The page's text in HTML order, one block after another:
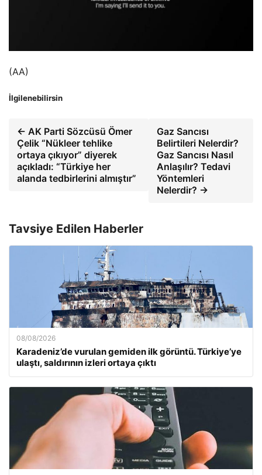
(AA)
İlgilenebilirsin
← AK Parti Sözcüsü Ömer
Çelik “Nükleer tehlike
ortaya çıkıyor” diyerek
açıkladı: “Türkiye her
alanda tedbirlerini almıştır”
Gaz Sancısı
Belirtileri Nelerdir?
Gaz Sancısı Nasıl
Anlaşılır? Tedavi
Yöntemleri
Nelerdir? →
Tavsiye Edilen Haberler
08/08/2026
Karadeniz’de vurulan gemiden ilk görüntü. Türkiye’ye
ulaştı, saldırının izleri ortaya çıktı